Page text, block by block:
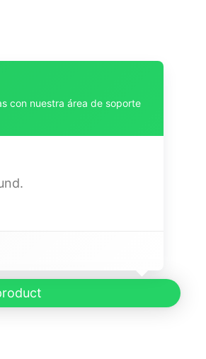
con nuestra área de soporte